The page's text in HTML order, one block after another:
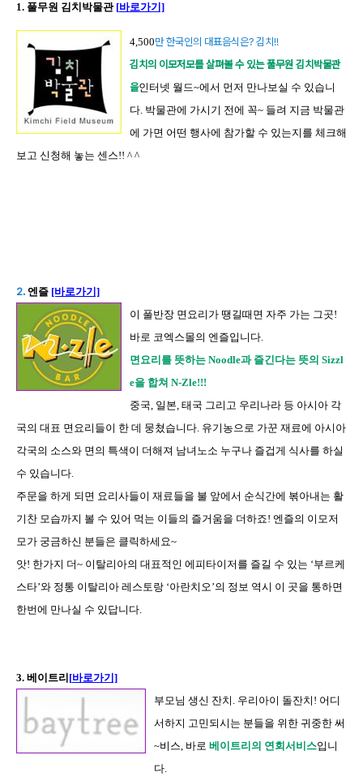
1. 풀무원 김치박물관 [바로가기]
4,500만 한국인의 대표음식은? 김치 !!
김치의 이모저모를 살펴볼 수 있는 풀무원 김치박물관
을인터넷 월드~에서 먼저 만나보실 수 있습니
다. 박물관에 가시기 전에 꼭~ 들려 지금 박물관
에 가면 어떤 행사에 참가할 수 있는지를 체크해
보고 신청해 놓는 센스!! ^ ^
2. 엔즐 [바로가기]
이 풀반장 면요리가 땡길때면 자주 가는 그곳!
바로 코엑스몰의 엔즐입니다.
면요리를 뜻하는 Noodle과 즐긴다는 뜻의 Sizzl
e을 합쳐 N-Zle!!!
중국, 일본, 태국 그리고 우리나라 등 아시아 각
국의 대표 면요리들이 한 데 뭉쳤습니다. 유기농으로 가꾼 재료에 아시아
각국의 소스와 면의 특색이 더해져 남녀노소 누구나 즐겁게 식사를 하실
수 있습니다.
주문을 하게 되면 요리사들이 재료들을 불 앞에서 순식간에 볶아내는 활
기찬 모습까지 볼 수 있어 먹는 이들의 즐거움을 더하죠! 엔즐의 이모저
모가 궁금하신 분들은 클릭하세요~
앗! 한가지 더~ 이탈리아의 대표적인 에피타이저를 즐길 수 있는 ‘부르케
스타’와 정통 이탈리아 레스토랑 ‘아란치오’의 정보 역시 이 곳을 통하면
한번에 만나실 수 있답니다.
3. 베이트리 [바로가기]
부모님 생신 잔치 . 우리아이 돌잔치 ! 어디
서하지 고민되시는 분들을 위한 귀중한 써
~비스, 바로 베이트리의 연회서비스입니
다.